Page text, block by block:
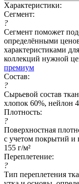
Характеристики:
Сегмент:
?
Сегмент поможет
определёнными
характеристиками
коллекций нужной
премиум
Состав:
?
Сырьевой состав
хлопок 60%, нейлон
Плотность:
?
Поверхностная
с учетом покрытий и
155 г/м²
Переплетение:
?
Тип переплетения